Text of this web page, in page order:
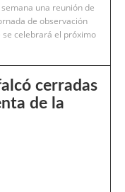
una reunión de
de observación
celebrará el próximo
cerradas
de la